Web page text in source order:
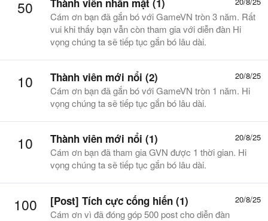
50 Thành viên nhẵn mặt (1)
Cám ơn bạn đã gắn bó với GameVN tròn 3 năm. Rất
vui khi thấy bạn vẫn còn tham gia với diễn đàn Hi
vọng chúng ta sẽ tiếp tục gắn bó lâu dài.
10 20/8/25
Thành viên mới nổi (2)
Cám ơn bạn đã gắn bó với GameVN tròn 1 năm. Hi
vọng chúng ta sẽ tiếp tục gắn bó lâu dài.
10 20/8/25
Thành viên mới nổi (1)
Cám ơn bạn đã tham gia GVN được 1 thời gian. Hi
vọng chúng ta sẽ tiếp tục gắn bó lâu dài.
100 20/8/25
[Post] Tích cực cống hiến (1)
Cám ơn vì đã đóng góp 500 post cho diễn đàn